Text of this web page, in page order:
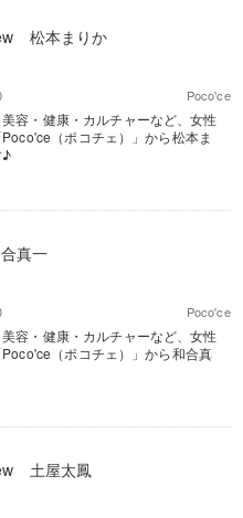
松本まりか
Poco'ce
容・健康・カルチャーなど、女性
（ポコチェ）」から松本ま
♪
真一
Poco'ce
容・健康・カルチャーなど、女性
（ポコチェ）」から和合真
土屋太鳳